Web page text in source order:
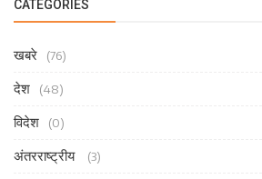
CATEGORIES
खबरे (76)
देश (48)
विदेश (0)
अंतरराष्ट्रीय (3)